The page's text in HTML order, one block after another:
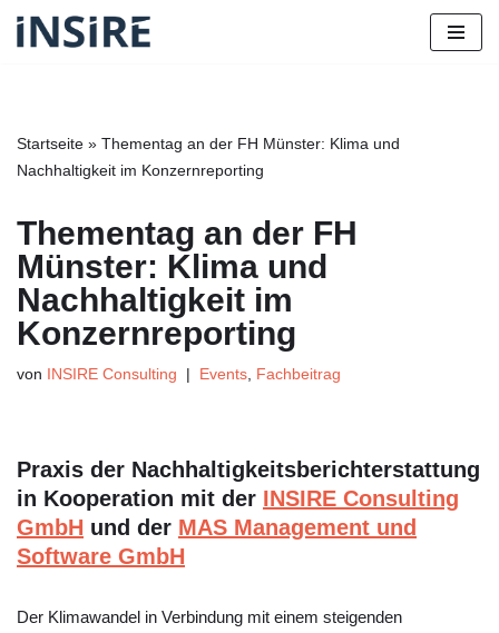
Startseite » Thementag an der FH Münster: Klima und
Nachhaltigkeit im Konzernreporting
Thementag an der FH
Münster: Klima und
Nachhaltigkeit im
Konzernreporting
von INSIRE Consulting Events, Fachbeitrag
Praxis der Nachhaltigkeitsberichterstattung
in Kooperation mit der INSIRE Consulting
GmbH und der MAS Management und
Software GmbH
Der Klimawandel in Verbindung mit einem steigenden